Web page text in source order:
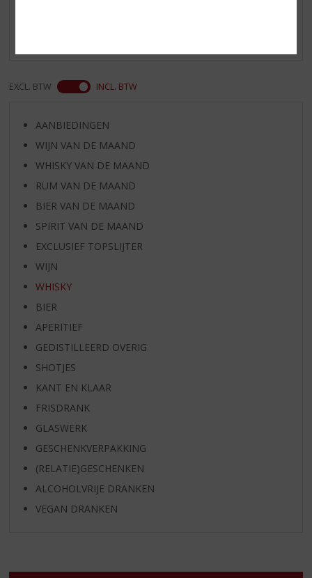
EXCL. BTW INCL. BTW
AANBIEDINGEN
WIJN VAN DE MAAND
WHISKY VAN DE MAAND
RUM VAN DE MAAND
BIER VAN DE MAAND
SPIRIT VAN DE MAAND
EXCLUSIEF TOPSLIJTER
WIJN
WHISKY
BIER
APERITIEF
GEDISTILLEERD OVERIG
SHOTJES
KANT EN KLAAR
FRISDRANK
GLASWERK
GESCHENKVERPAKKING
(RELATIE)GESCHENKEN
ALCOHOLVRIJE DRANKEN
VEGAN DRANKEN